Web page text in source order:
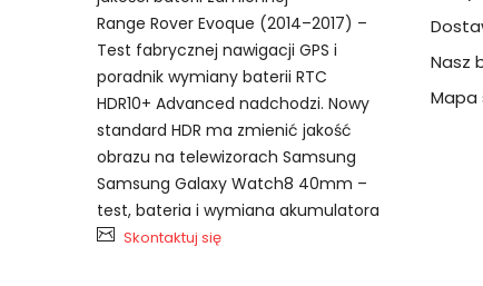
Dzięki ochronie
przedmiot do Ciebie nie
Model urządzenia
Numer produktu baterii
TCL BL1807 bateria, BL1807
Range Rover Evoque (2014–2017) –
Test fabrycznej nawigacji GPS i
poradnik wymiany baterii RTC
HDR10+ Advanced nadchodzi. Nowy
standard HDR ma zmienić jakość
obrazu na telewizorach Samsung
Samsung Galaxy Watch8 40mm –
test, bateria i wymiana akumulatora
Skontaktuj się
Nasz
Mapa